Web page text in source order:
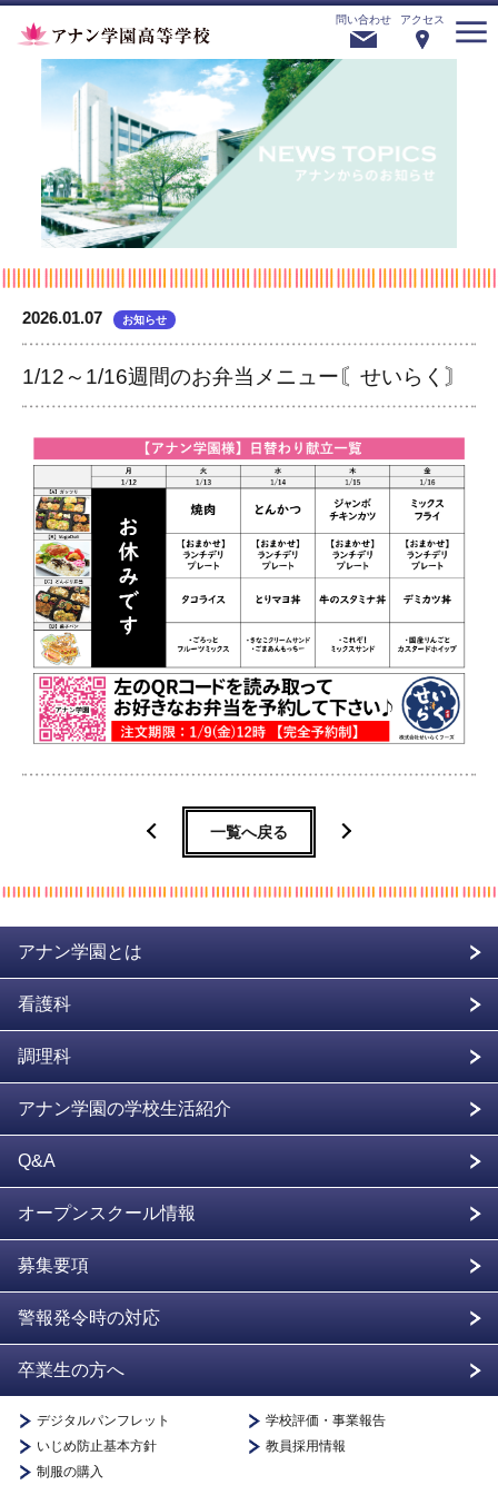
問い合わせ アクセス
2026.01.07 お知らせ
1/12～1/16週間のお弁当メニュー〘せいらく〙
一覧へ戻る
アナン学園とは
看護科
調理科
アナン学園の学校生活紹介
Q&A
オープンスクール情報
募集要項
警報発令時の対応
卒業生の方へ
デジタルパンフレット
学校評価・事業報告
いじめ防止基本方針
教員採用情報
制服の購入